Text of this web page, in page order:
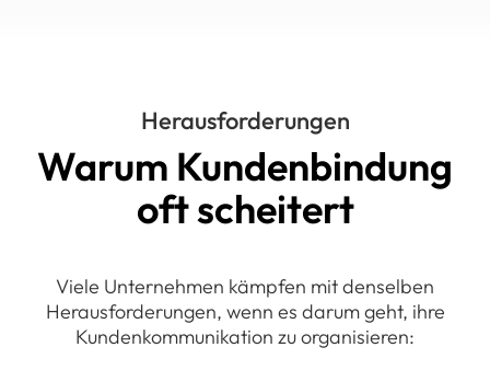
Herausforderungen
Warum Kundenbindung
oft scheitert
Viele Unternehmen kämpfen mit denselben
Herausforderungen, wenn es darum geht, ihre
Kundenkommunikation zu organisieren: